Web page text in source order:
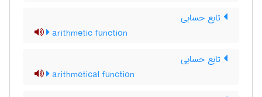
تابع حسابی
arithmetic function
تابع حسابی
arithmetical function